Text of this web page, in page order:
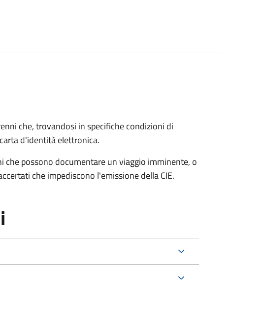
che, trovandosi in specifiche condizioni di
d'identità elettronica.
che possono documentare un viaggio imminente, o
che impediscono l'emissione della CIE.